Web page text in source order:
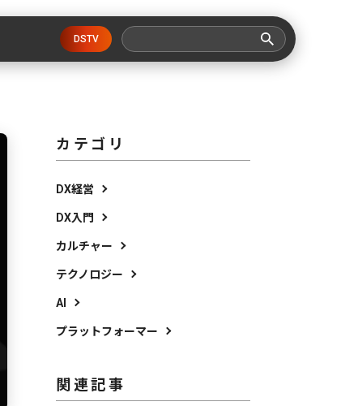
DSTV
カテゴリ
DX経営
DX入門
カルチャー
テクノロジー
AI
プラットフォーマー
関連記事